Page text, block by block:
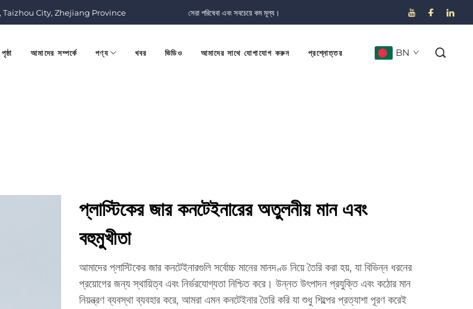
Taizhou City, Zhejiang Province সেরা পরিষেবা এবং সবচেয়ে কম মূল্য।
আমাদের সম্পর্কে পণ্য খবর ভিডিও আমাদের সাথে যোগাযোগ করুন প্রশ্নোত্তর BN
প্লাস্টিকের জার কনটেইনারের অতুলনীয় মান এবং
বহুমুখীতা
আমাদের প্লাস্টিকের জার কনটেইনারগুলি সর্বোচ্চ মানের মানদণ্ড নিয়ে তৈরি করা হয়, যা বিভিন্ন ধরনের
প্রয়োগের জন্য স্থায়িত্ব এবং নির্ভরযোগ্যতা নিশ্চিত করে। উন্নত উৎপাদন প্রযুক্তি এবং কঠোর মান
নিয়ন্ত্রণ ব্যবস্থা ব্যবহার করে, আমরা এমন কনটেইনার তৈরি করি যা শুধু শিল্পের প্রত্যাশা পূরণ করেই